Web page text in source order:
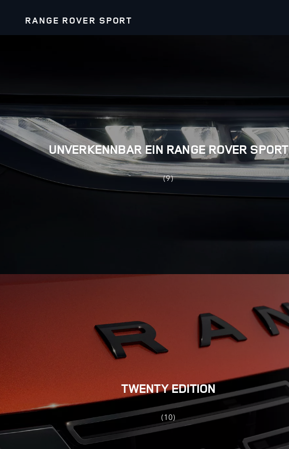
RANGE ROVER SPORT
UNVERKENNBAR EIN RANGE ROVER SPORT
(9)
TWENTY EDITION
(10)